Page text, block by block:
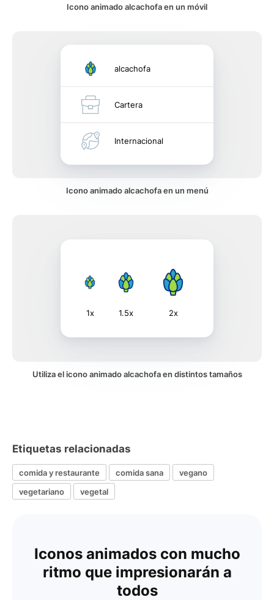
Icono animado alcachofa en un móvil
alcachofa
Cartera
Internacional
Icono animado alcachofa en un menú
1x 1.5x 2x
Utiliza el icono animado alcachofa en distintos tamaños
Etiquetas relacionadas
comida y restaurante comida sana
vegano
vegetariano
vegetal
Iconos animados con mucho
ritmo que impresionarán a
todos